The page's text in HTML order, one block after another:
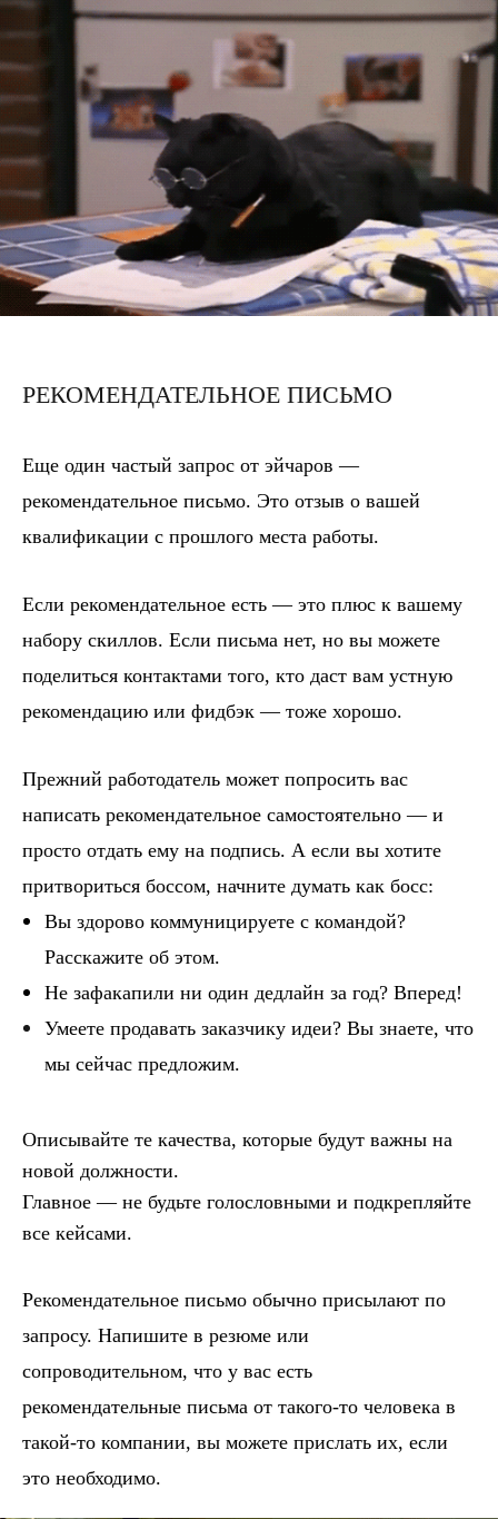
РЕКОМЕНДАТЕЛЬНОЕ ПИСЬМО
Еще один частый запрос от эйчаров —
рекомендательное письмо. Это отзыв о вашей
квалификации с прошлого места работы.
Если рекомендательное есть — это плюс к вашему
набору скиллов. Если письма нет, но вы можете
поделиться контактами того, кто даст вам устную
рекомендацию или фидбэк — тоже хорошо.
Прежний работодатель может попросить вас
написать рекомендательное самостоятельно — и
просто отдать ему на подпись. А если вы хотите
притвориться боссом, начните думать как босс:
Вы здорово коммуницируете с командой?
Расскажите об этом.
Не зафакапили ни один дедлайн за год? Вперед!
Умеете продавать заказчику идеи? Вы знаете, что
мы сейчас предложим.
Описывайте те качества, которые будут важны на
новой должности.
Главное — не будьте голословными и подкрепляйте
все кейсами.
Рекомендательное письмо обычно присылают по
запросу. Напишите в резюме или
сопроводительном, что у вас есть
рекомендательные письма от такого-то человека в
такой-то компании, вы можете прислать их, если
это необходимо.